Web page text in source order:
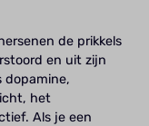
de prikkels
en uit zijn
dopamine,
het
Als je een